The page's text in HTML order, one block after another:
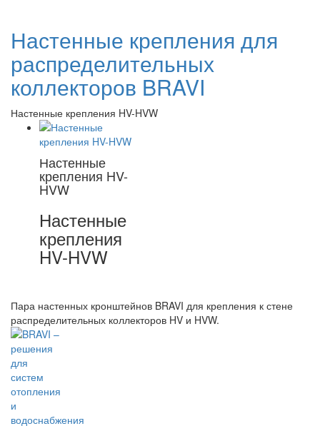
Настенные крепления для
распределительных
коллекторов BRAVI
Настенные крепления HV-HVW
Настенные
крепления HV-
HVW
Настенные
крепления
HV-HVW
Пара настенных кронштейнов BRAVI для крепления к стене
распределительных коллекторов HV и HVW.